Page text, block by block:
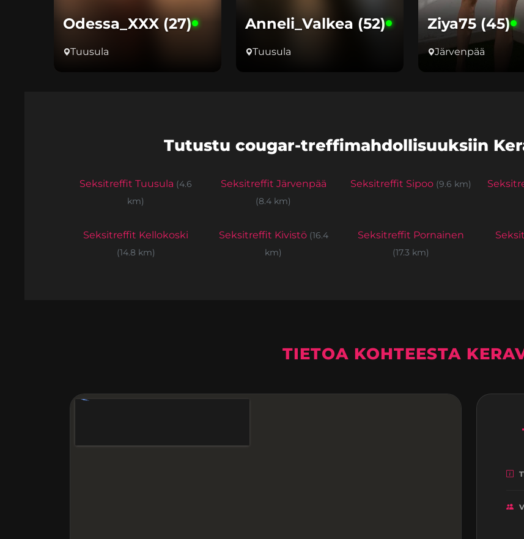
Odessa_XXX (27)
Tuusula
Anneli_Valkea (52)
Tuusula
Ziya75 (45)
Järvenpää
Tutustu cougar-treffimahdollisuuksiin
Seksitreffit Tuusula (4.6
km)
Seksitreffit Järvenpää
(8.4 km)
Seksitreffit Sipoo (9.6 km)
Seksitreffit Kellokoski
(14.8 km)
Seksitreffit Kivistö (16.4
km)
Seksitreffit Pornainen
(17.3 km)
TIETOA KOHTEESTA